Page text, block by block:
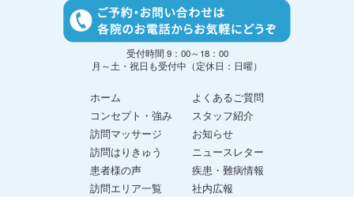
受付時間 9：00～18：00
月～土・祝日も受付中（定休日：日曜）
ホーム
コンセプト・強み
訪問マッサージ
訪問はりきゅう
患者様の声
訪問エリア一覧
よくあるご質問
スタッフ紹介
お知らせ
ニュースレター
疾患・難病情報
社内広報